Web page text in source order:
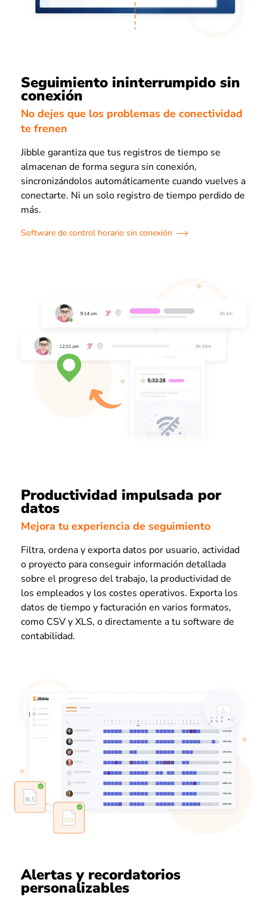
Seguimiento ininterrumpido sin
conexión
No dejes que los problemas de conectividad
te frenen
Jibble garantiza que tus registros de tiempo se
almacenan de forma segura sin conexión,
sincronizándolos automáticamente cuando vuelves a
conectarte. Ni un solo registro de tiempo perdido de
más.
Software de control horario sin conexión
Productividad impulsada por
datos
Mejora tu experiencia de seguimiento
Filtra, ordena y exporta datos por usuario, actividad
o proyecto para conseguir información detallada
sobre el progreso del trabajo, la productividad de
los empleados y los costes operativos. Exporta los
datos de tiempo y facturación en varios formatos,
como CSV y XLS, o directamente a tu software de
contabilidad.
Alertas y recordatorios
personalizables